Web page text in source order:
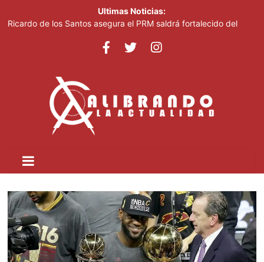
Ultimas Noticias:
Ricardo de los Santos asegura el PRM saldrá fortalecido del
70,000 personas serán beneficiadas con saneamiento de las
Centroamericanos
Thalia Terrero se reencuentra con el oro, ocho años después
Pronostican cielo soleado y temperaturas de hasta 35 °C este